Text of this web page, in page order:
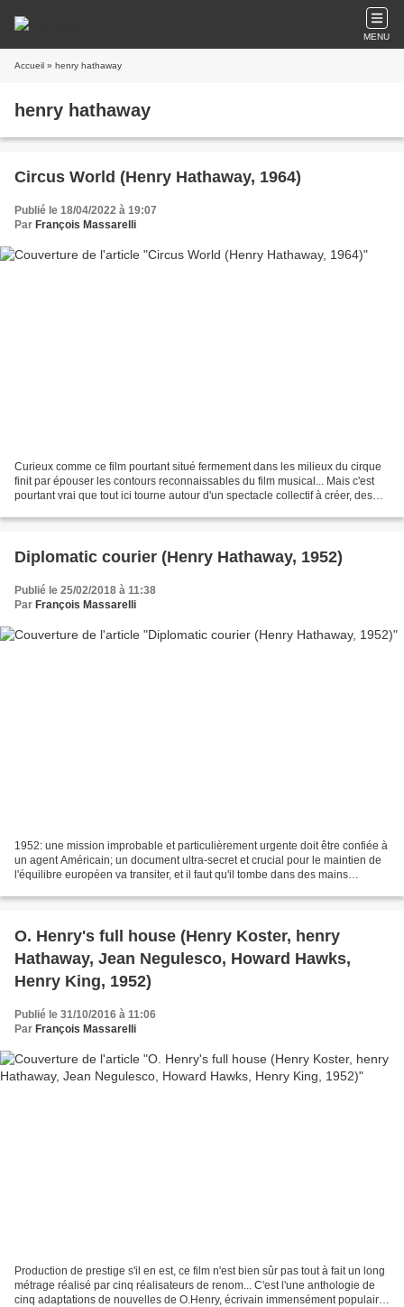
MENU
Accueil » henry hathaway
henry hathaway
Circus World (Henry Hathaway, 1964)
Publié le 18/04/2022 à 19:07
Par François Massarelli
Curieux comme ce film pourtant situé fermement dans les milieux du cirque
finit par épouser les contours reconnaissables du film musical... Mais c'est
pourtant vrai que tout ici tourne autour d'un spectacle collectif à créer, des
Diplomatic courier (Henry Hathaway, 1952)
Publié le 25/02/2018 à 11:38
Par François Massarelli
1952: une mission improbable et particulièrement urgente doit être confiée à
un agent Américain; un document ultra-secret et crucial pour le maintien de
l'équilibre européen va transiter, et il faut qu'il tombe dans des mains
O. Henry's full house (Henry Koster, henry
Hathaway, Jean Negulesco, Howard Hawks,
Henry King, 1952)
Publié le 31/10/2016 à 11:06
Par François Massarelli
Production de prestige s'il en est, ce film n'est bien sûr pas tout à fait un long
métrage réalisé par cinq réalisateurs de renom... C'est l'une anthologie de
cinq adaptations de nouvelles de O.Henry, écrivain immensément populaire